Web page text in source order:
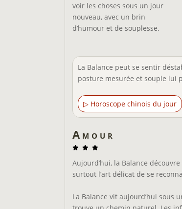
voir les choses sous un jour
nouveau, avec un brin
d’humour et de souplesse.
La Balance peut se sentir
posture mesurée et souple lui
▷ Horoscope chinois du jour
Amour
Aujourd’hui, la Balance
surtout l’art délicat de se
La Balance vit aujourd’hui sous